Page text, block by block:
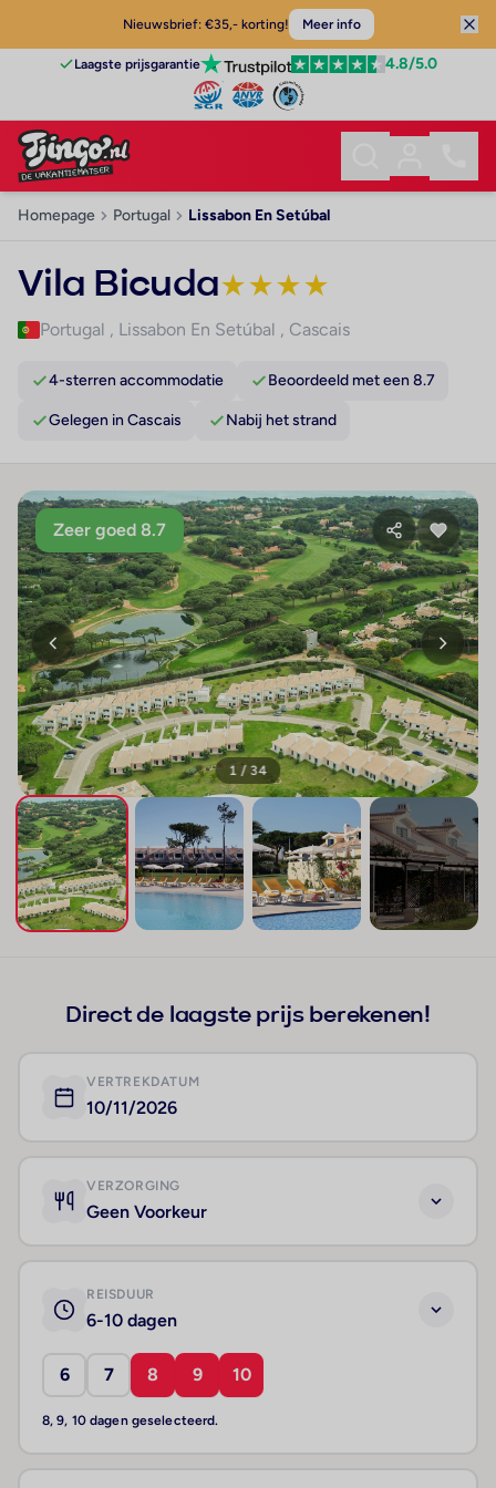
Nieuwsbrief: €35,- korting! Meer info
Laagste prijsgarantie 4.8/5.0
Homepage Portugal Lissabon En Setúbal
Vila Bicuda★★★★
Portugal , Lissabon En Setúbal , Cascais
4-sterren accommodatie Beoordeeld met een 8.7
Gelegen in Cascais Nabij het strand
Zeer goed 8.7
1 / 34
Direct de laagste prijs berekenen!
VERTREKDATUM
10/11/2026
VERZORGING
Geen Voorkeur
REISDUUR
6-10 dagen
6 7 8 9 10
8, 9, 10 dagen geselecteerd.